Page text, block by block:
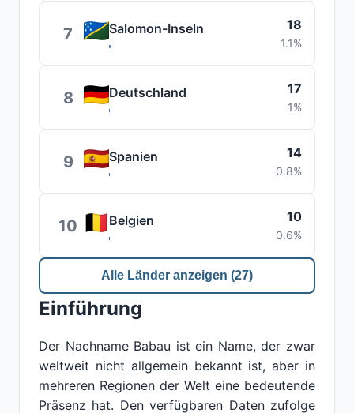
7 Salomon-Inseln 18
1.1%
8 Deutschland 17
1%
9 Spanien 14
0.8%
10 Belgien 10
0.6%
Alle Länder anzeigen (27)
Einführung
Der Nachname Babau ist ein Name, der zwar
weltweit nicht allgemein bekannt ist, aber in
mehreren Regionen der Welt eine bedeutende
Präsenz hat. Den verfügbaren Daten zufolge